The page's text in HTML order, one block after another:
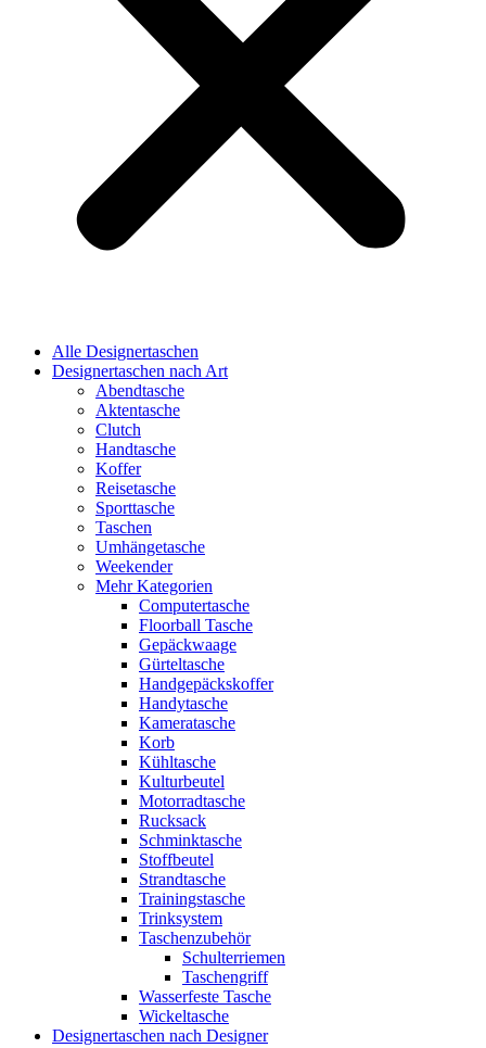
Alle Designertaschen
Designertaschen nach Art
Abendtasche
Aktentasche
Clutch
Handtasche
Koffer
Reisetasche
Sporttasche
Taschen
Umhängetasche
Weekender
Mehr Kategorien
Computertasche
Floorball Tasche
Gepäckwaage
Gürteltasche
Handgepäckskoffer
Handytasche
Kameratasche
Korb
Kühltasche
Kulturbeutel
Motorradtasche
Rucksack
Schminktasche
Stoffbeutel
Strandtasche
Trainingstasche
Trinksystem
Taschenzubehör
Schulterriemen
Taschengriff
Wasserfeste Tasche
Wickeltasche
Designertaschen nach Designer